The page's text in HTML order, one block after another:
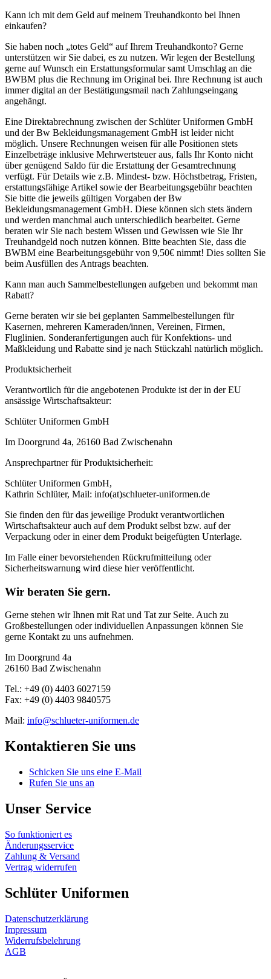
Kann ich mit dem Geld auf meinem Treuhandkonto bei Ihnen
einkaufen?
Sie haben noch „totes Geld“ auf Ihrem Treuhandkonto? Gerne
unterstützen wir Sie dabei, es zu nutzen. Wir legen der Bestellung
gerne auf Wunsch ein Erstattungsformular samt Umschlag an die
BWBM plus die Rechnung im Original bei. Ihre Rechnung ist auch
immer digital an der Bestätigungsmail nach Zahlungseingang
angehängt.
Eine Direktabrechnung zwischen der Schlüter Uniformen GmbH
und der Bw Bekleidungsmanagement GmbH ist leider nicht
möglich. Unsere Rechnungen weisen für alle Positionen stets
Einzelbeträge inklusive Mehrwertsteuer aus, falls Ihr Konto nicht
über genügend Saldo für die Erstattung der Gesamtrechnung
verfügt. Für Details wie z.B. Mindest- bzw. Höchstbetrag, Fristen,
erstattungsfähige Artikel sowie der Bearbeitungsgebühr beachten
Sie bitte die jeweils gültigen Vorgaben der Bw
Bekleidungsmanagement GmbH. Diese können sich stets ändern
und werden manchmal auch unterschiedlich bearbeitet. Gerne
beraten wir Sie nach bestem Wissen und Gewissen wie Sie Ihr
Treuhandgeld noch nutzen können. Bitte beachten Sie, dass die
BWBM eine Bearbeitungsgebühr von 9,50€ nimmt! Dies sollten Sie
beim Ausfüllen des Antrags beachten.
Kann man auch Sammelbestellungen aufgeben und bekommt man
Rabatt?
Gerne beraten wir sie bei geplanten Sammelbestellungen für
Kasernen, mehreren Kameraden/innen, Vereinen, Firmen,
Fluglinien. Sonderanfertigungen auch für Konfektions- und
Maßkleidung und Rabatte sind je nach Stückzahl natürlich möglich.
Produktsicherheit
Verantwortlich für die angebotenen Produkte ist der in der EU
ansässige Wirtschaftsakteur:
Schlüter Uniformen GmbH
Im Doorgrund 4a, 26160 Bad Zwischenahn
Ansprechpartner für Produktsicherheit:
Schlüter Uniformen GmbH,
Kathrin Schlüter, Mail: info(at)schlueter-uniformen.de
Sie finden den für das jeweilige Produkt verantwortlichen
Wirtschaftsakteur auch auf dem Produkt selbst bzw. auf der
Verpackung oder in einer dem Produkt beigefügten Unterlage.
Im Falle einer bevorstehenden Rückrufmitteilung oder
Sicherheitswarnung wird diese hier veröffentlicht.
Wir beraten Sie gern.
Gerne stehen wir Ihnen mit Rat und Tat zur Seite. Auch zu
Großbestellungen oder individuellen Anpassungen können Sie
gerne Kontakt zu uns aufnehmen.
Im Doorgrund 4a
26160 Bad Zwischenahn
Tel.: +49 (0) 4403 6027159
Fax: +49 (0) 4403 9840575
Mail: info@schlueter-uniformen.de
Kontaktieren Sie uns
Schicken Sie uns eine E-Mail
Rufen Sie uns an
Unser Service
So funktioniert es
Änderungsservice
Zahlung & Versand
Vertrag widerrufen
Schlüter Uniformen
Datenschutzerklärung
Impressum
Widerrufsbelehrung
AGB